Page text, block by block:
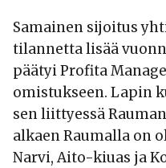
Samainen sijoitus
tilannetta lisää
päätyi Profita
omistukseen. Lapin
sen liittyessä
alkaen Raumalla on
Narvi, Aito-kiuas ja